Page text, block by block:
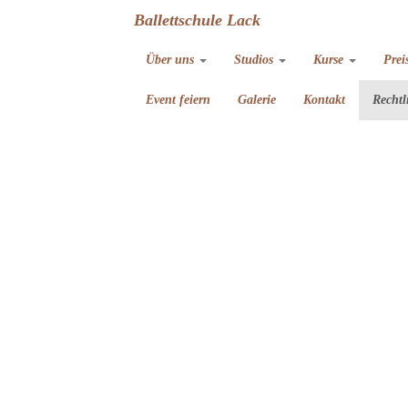
Ballettschule Lack
Über uns Studios Kurse
Event feiern Galerie Kontakt